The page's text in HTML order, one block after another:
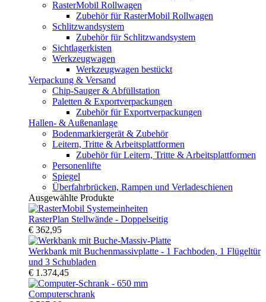
RasterMobil Rollwagen
Zubehör für RasterMobil Rollwagen
Schlitzwandsystem
Zubehör für Schlitzwandsystem
Sichtlagerkisten
Werkzeugwagen
Werkzeugwagen bestückt
Verpackung & Versand
Chip-Sauger & Abfüllstation
Paletten & Exportverpackungen
Zubehör für Exportverpackungen
Hallen- & Außenanlage
Bodenmarkiergerät & Zubehör
Leitern, Tritte & Arbeitsplattformen
Zubehör für Leitern, Tritte & Arbeitsplattformen
Personenlifte
Spiegel
Überfahrbrücken, Rampen und Verladeschienen
Ausgewählte Produkte
RasterPlan Stellwände - Doppelseitig
€ 362,95
Werkbank mit Buchenmassivplatte - 1 Fachboden, 1 Flügeltür
und 3 Schubladen
€ 1.374,45
Computerschrank